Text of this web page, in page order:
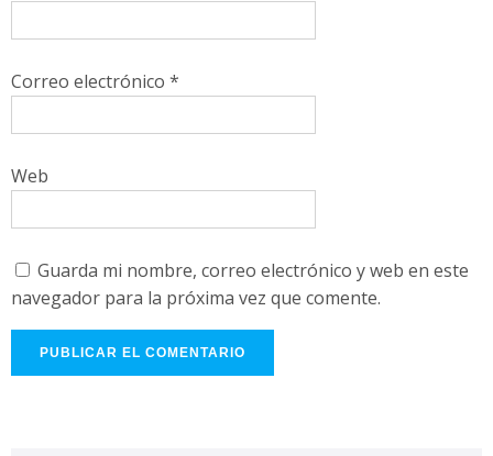
Correo electrónico *
Web
Guarda mi nombre, correo electrónico y web en este
navegador para la próxima vez que comente.